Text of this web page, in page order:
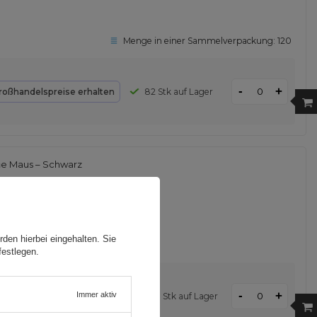
Menge in einer Sammelverpackung: 120
erhalten 82 Stk auf Lager - +
Maus – Schwarz
erhalten 253 Stk auf Lager - +
hierbei eingehalten. Sie
Immer aktiv